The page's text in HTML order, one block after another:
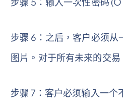
步骤 6：之后，客户必须从
图片。对于所有未来的交易
步骤 7：客户必须输入一个